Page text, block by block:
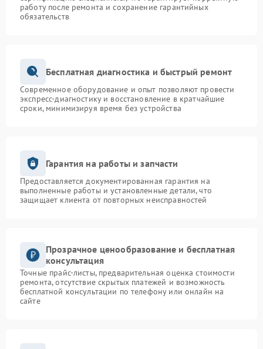
работу после ремонта и сохранение гарантийных
обязательств
Бесплатная диагностика и быстрый ремонт
Современное оборудование и опыт позволяют провести
экспресс-диагностику и восстановление в кратчайшие
сроки, минимизируя время без устройства
Гарантия на работы и запчасти
Предоставляется документированная гарантия на
выполненные работы и установленные детали, что
защищает клиента от повторных неисправностей
Прозрачное ценообразование и бесплатная
консультация
Точные прайс-листы, предварительная оценка стоимости
ремонта, отсутствие скрытых платежей и возможность
бесплатной консультации по телефону или онлайн на
сайте